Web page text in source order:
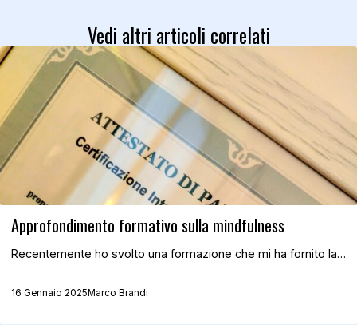
Vedi altri articoli correlati
Approfondimento formativo sulla mindfulness
Recentemente ho svolto una formazione che mi ha fornito la…
16 Gennaio 2025Marco Brandi